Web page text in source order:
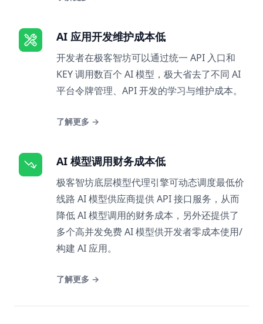
AI 应用开发维护成本低
开发者在极客智坊可以通过统一 API 入口和
KEY 调用数百个 AI 模型，极大省去了不同 AI
平台令牌管理、API 开发的学习与维护成本。
了解更多 →
AI 模型调用财务成本低
极客智坊底层模型代理引擎可动态调度最低价
线路 AI 模型供应商提供 API 接口服务，从而
降低 AI 模型调用的财务成本，另外还提供了
多个高并发免费 AI 模型供开发者零成本使用/
构建 AI 应用。
了解更多 →